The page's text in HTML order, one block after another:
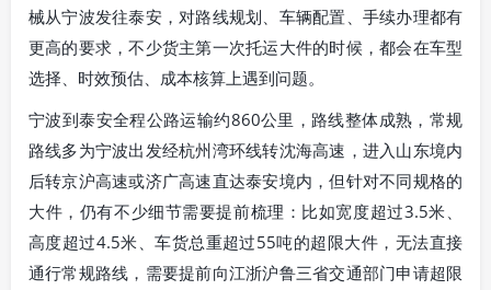
械从宁波发往泰安，对路线规划、车辆配置、手续办理都有
更高的要求，不少货主第一次托运大件的时候，都会在车型
选择、时效预估、成本核算上遇到问题。
宁波到泰安全程公路运输约860公里，路线整体成熟，常规
路线多为宁波出发经杭州湾环线转沈海高速，进入山东境内
后转京沪高速或济广高速直达泰安境内，但针对不同规格的
大件，仍有不少细节需要提前梳理：比如宽度超过3.5米、
高度超过4.5米、车货总重超过55吨的超限大件，无法直接
通行常规路线，需要提前向江浙沪鲁三省交通部门申请超限